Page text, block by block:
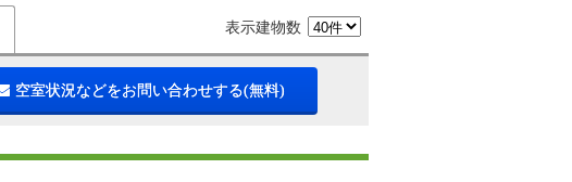
表示建物数
空室状況などをお問い合わせする(無料)